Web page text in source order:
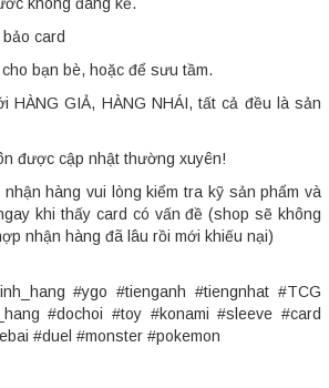
card
bạn bè, hoặc để sưu tầm.
HÀNG GIẢ, HÀNG NHÁI, tất cả đều là sản
được cập nhật thường xuyên!
hàng vui lòng kiểm tra kỹ sản phẩm và
khi thấy card có vấn đề (shop sẽ không
nhận hàng đã lâu rồi mới khiếu nại)
#ygo #tienganh #tiengnhat #TCG
#dochoi #toy #konami #sleeve #card
#duel #monster #pokemon